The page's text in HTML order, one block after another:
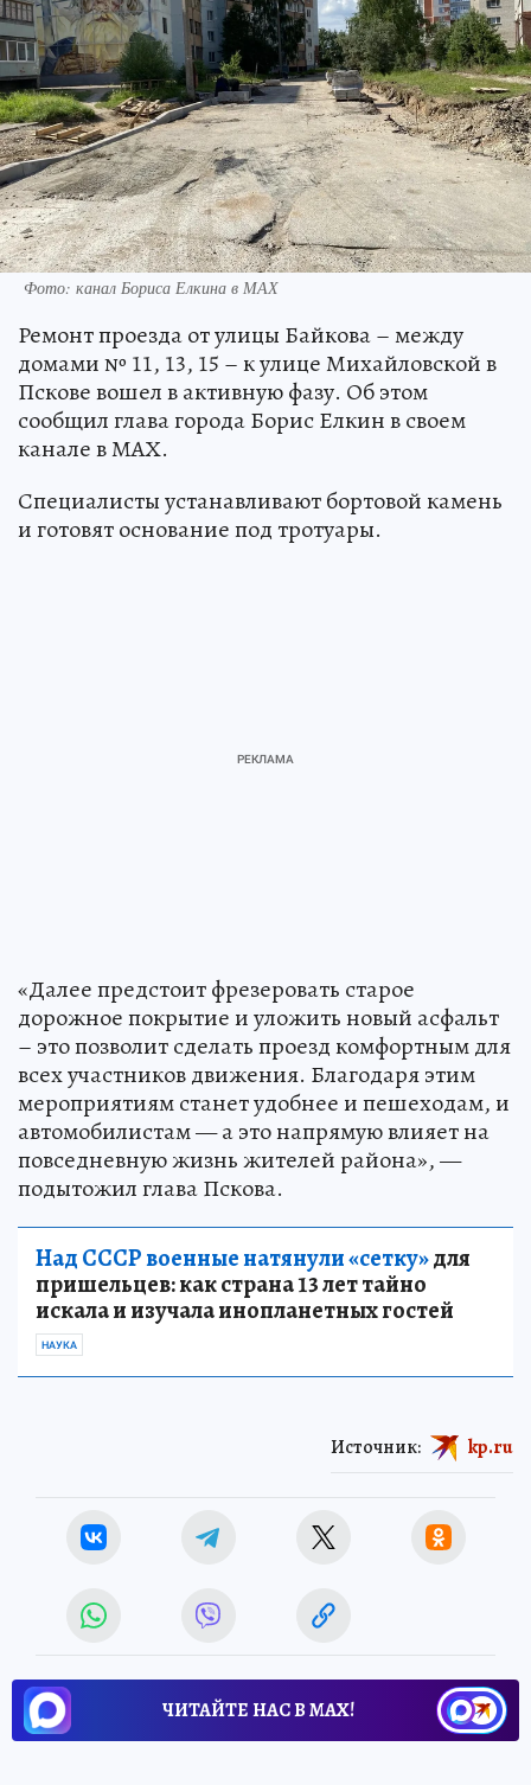
Фото: канал Бориса Елкина в МАХ
Ремонт проезда от улицы Байкова – между
домами № 11, 13, 15 – к улице Михайловской в
Пскове вошел в активную фазу. Об этом
сообщил глава города Борис Елкин в своем
канале в МАХ.
Специалисты устанавливают бортовой камень
и готовят основание под тротуары.
«Далее предстоит фрезеровать старое
дорожное покрытие и уложить новый асфальт
– это позволит сделать проезд комфортным для
всех участников движения. Благодаря этим
мероприятиям станет удобнее и пешеходам, и
автомобилистам — а это напрямую влияет на
повседневную жизнь жителей района», —
подытожил глава Пскова.
Над СССР военные натянули «сетку»для
пришельцев: как страна 13 лет тайно
искала и изучала инопланетных гостей
НАУКА
Источник: kp.ru
ЧИТАЙТЕ НАС В МАХ!